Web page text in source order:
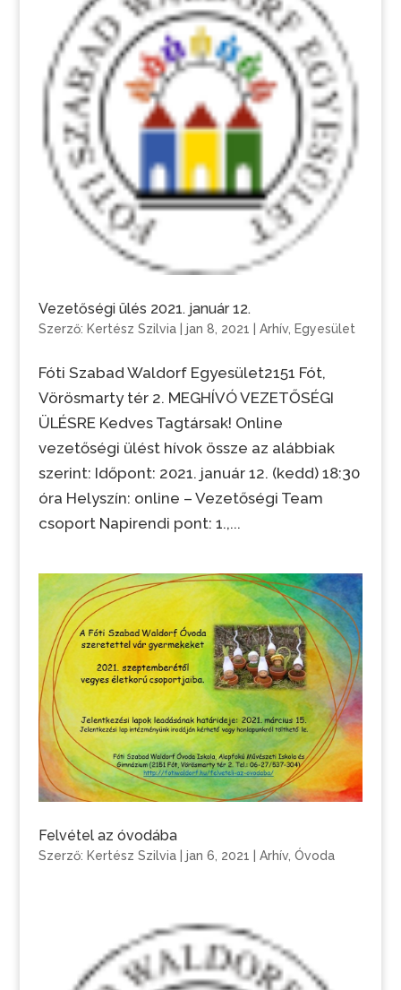
Vezetőségi ülés 2021. január 12.
Szerző: Kertész Szilvia| jan 8, 2021 Arhív, Egyesület
Fóti Szabad Waldorf Egyesület2151 Fót,
Vörösmarty tér 2. MEGHÍVÓ VEZETŐSÉGI
ÜLÉSRE Kedves Tagtársak! Online
vezetőségi ülést hívok össze az alábbiak
szerint: Időpont: 2021. január 12. (kedd) 18:30
óra Helyszín: online – Vezetőségi Team
csoport Napirendi pont: 1.,...
Felvétel az óvodába
Szerző: Kertész Szilvia| jan 6, 2021 Arhív, Óvoda